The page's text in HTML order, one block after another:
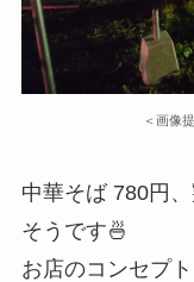
＜画像
中華そば 780円
そうです🍜
お店のコンセプ